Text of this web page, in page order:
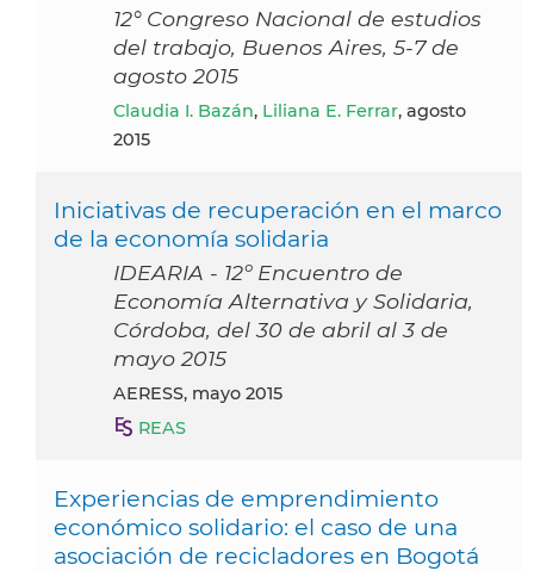
12° Congreso Nacional de estudios
del trabajo, Buenos Aires, 5-7 de
agosto 2015
Claudia I. Bazán, Liliana E. Ferrar, agosto
2015
Iniciativas de recuperación en el marco
de la economía solidaria
IDEARIA - 12º Encuentro de
Economía Alternativa y Solidaria,
Córdoba, del 30 de abril al 3 de
mayo 2015
AERESS, mayo 2015
REAS
Experiencias de emprendimiento
económico solidario: el caso de una
asociación de recicladores en Bogotá